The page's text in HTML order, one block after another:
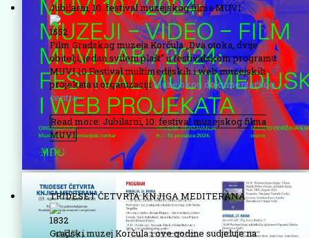
Jubilarni, 10. festival muzejskog filma MUVI
1552
Film Gradskog muzeja Korčula „Dva otoka, dvije
obitelji, jedan svileni plašt" u festivalskom programu
MUVI 10 Festival multimedijskih i web muzejskih
projekata u organizacijiMuzejskog dokumentarnog
centra...
Read more: Jubilarni, 10. festival muzejskog filma
MUVI
TRIDESET ČETVRTA KNJIGA MEDITERANA
1832
Gradski muzej Korčula i ove godine sudjeluje na